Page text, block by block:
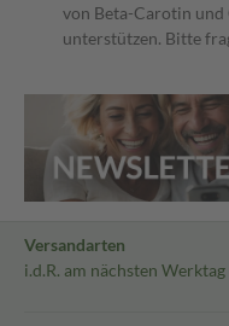
von Beta-Carotin und
unterstützen. Bitte
Versandarten
i.d.R. am nächsten Werktag